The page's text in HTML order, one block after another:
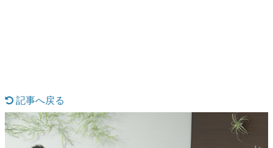
特集記事
マンガ
記事へ戻る